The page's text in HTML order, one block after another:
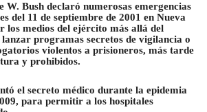
W. Bush declaró numerosas emergencias
del 11 de septiembre de 2001 en Nueva
los medios del ejército más allá del
programas secretos de vigilancia o
violentos a prisioneros, más tarde
y prohibidos.
el secreto médico durante la epidemia
para permitir a los hospitales